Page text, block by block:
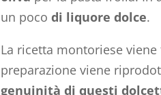
un pocodi liquore dolce.
La ricetta montoriese
preparazione viene
genuinità di questi